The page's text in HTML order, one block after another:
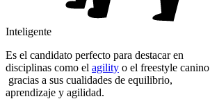
Inteligente
Es el candidato perfecto para destacar en
disciplinas como el agility o el freestyle canino
gracias a sus cualidades de equilibrio,
aprendizaje y agilidad.